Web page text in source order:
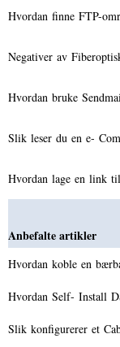
Hvordan finne FTP-
Negativer av
Hvordan bruke
Slik leser du en e-
Hvordan lage en link
Anbefalte artikler
Hvordan koble en
Hvordan Self- Install
Slik konfigurerer et